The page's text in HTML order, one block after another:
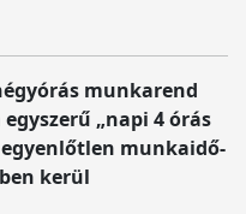
munkarend
„napi 4 órás
munkaidő-
kerül